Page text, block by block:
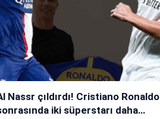
Nassr çıldırdı! Cristiano Ronaldo
iki süperstarı daha